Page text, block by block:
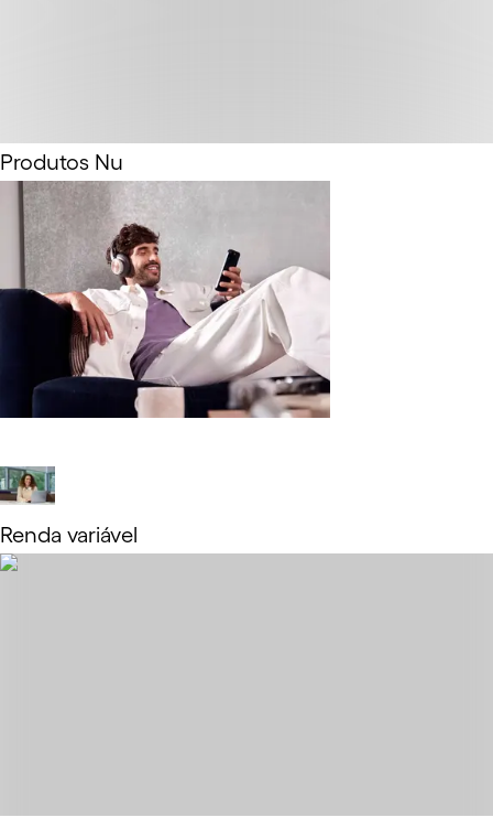
Produtos Nu
Renda variável